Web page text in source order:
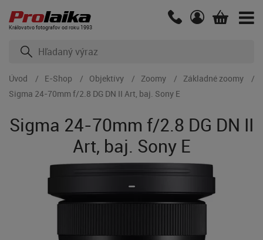
Kráľovstvo fotografov od roku 1993
Úvod E-Shop Objektívy Zoomy
Základné zoomy
Sigma 24-70mm f/2.8 DG DN II Art, baj. Sony E
Sigma 24-70mm f/2.8 DG DN II
Art, baj. Sony E